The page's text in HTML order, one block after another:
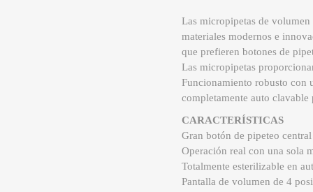
Las micropipetas de
materiales modernos e
que prefieren botones de
Las micropipetas
Funcionamiento robusto con
completamente auto
CARACTERÍSTICAS
Gran botón de pipeteo
Operación real con una sola
Totalmente esterilizable en
Pantalla de volumen de 4